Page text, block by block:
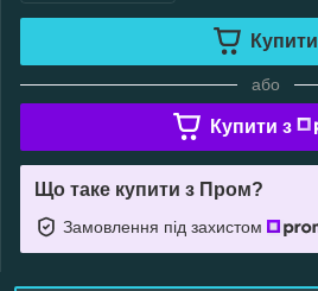
Купити
або
Купити з
Що таке купити з Пром?
Замовлення під захистом